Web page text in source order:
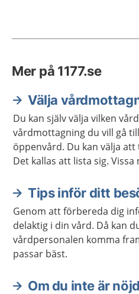
Mer på 1177.se
Välja
Du kan själv välja vilken
vårdmottagning du vill gå
öppenvård. Du kan välja
Det kallas att lista sig.
att boka tid på en
Tips inför ditt
Genom att förbereda dig
delaktig i din vård. Då kan
vårdpersonalen komma
passar bäst.
Om du inte är